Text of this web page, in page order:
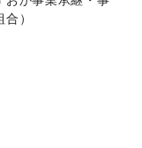
）